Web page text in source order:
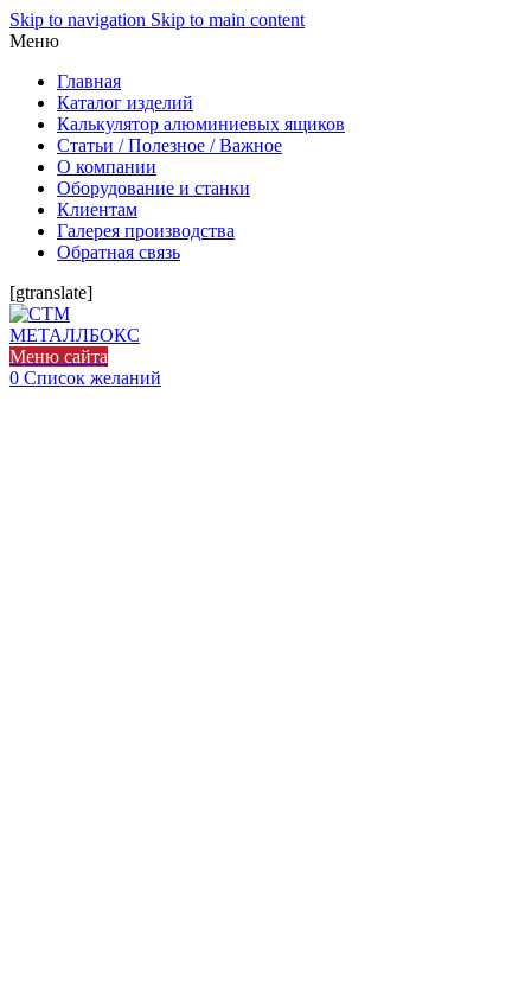
Skip to navigation Skip to main content
Меню
Главная
Каталог изделий
Калькулятор алюминиевых ящиков
Статьи / Полезное / Важное
О компании
Оборудование и станки
Клиентам
Галерея производства
Обратная связь
[gtranslate]
Меню сайта
0 Список желаний